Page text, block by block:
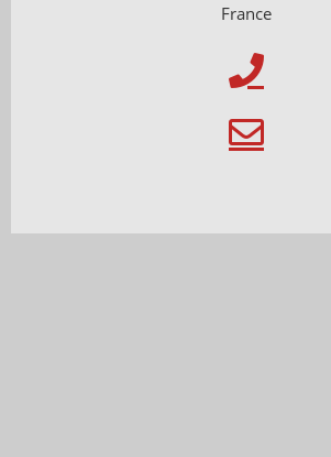
France